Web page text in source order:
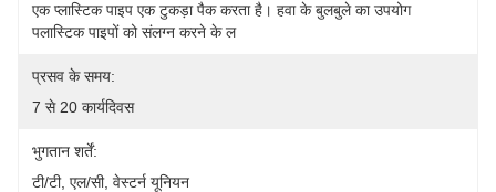
एक प्लास्टिक पाइप एक टुकड़ा पैक करता है। हवा के बुलबुले का उपयोग
पलास्टिक पाइपों को संलग्न करने के ल
प्रसव के समय:
7 से 20 कार्यदिवस
भुगतान शर्तें:
टी/टी, एल/सी, वेस्टर्न यूनियन